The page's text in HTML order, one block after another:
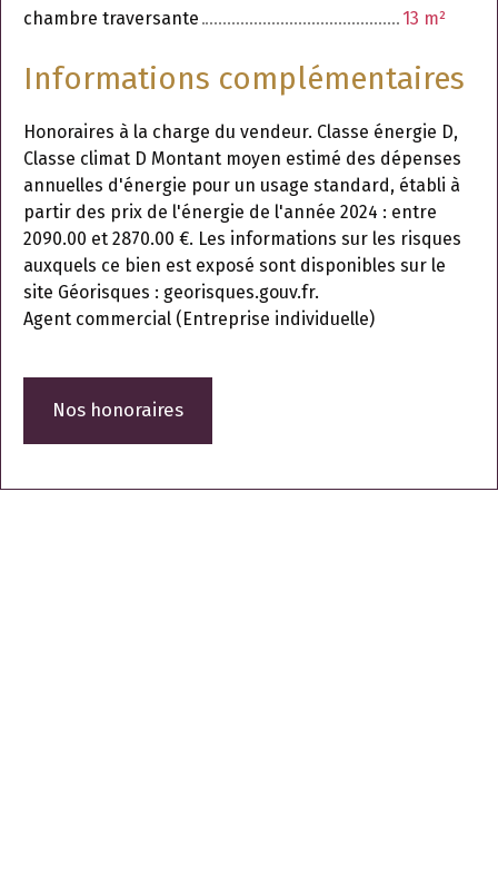
chambre traversante 13 m²
Informations complémentaires
Honoraires à la charge du vendeur. Classe énergie D,
Classe climat D Montant moyen estimé des dépenses
annuelles d'énergie pour un usage standard, établi à
partir des prix de l'énergie de l'année 2024 : entre
2090.00 et 2870.00 €. Les informations sur les risques
auxquels ce bien est exposé sont disponibles sur le
site Géorisques : georisques.gouv.fr.
Agent commercial (Entreprise individuelle)
Nos honoraires